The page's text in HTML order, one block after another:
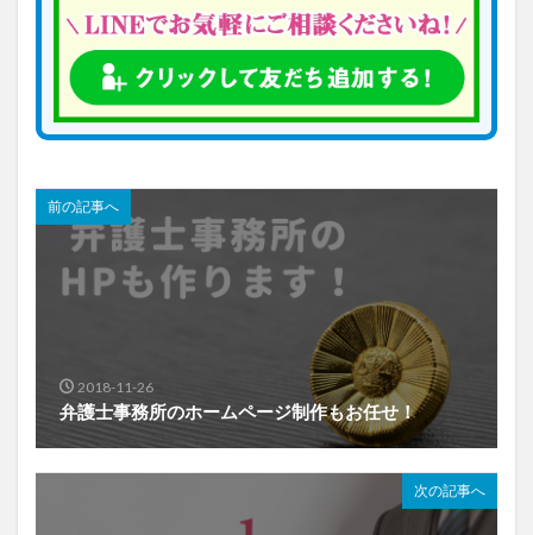
前の記事へ
2018-11-26
弁護士事務所のホームページ制作もお任せ！
次の記事へ